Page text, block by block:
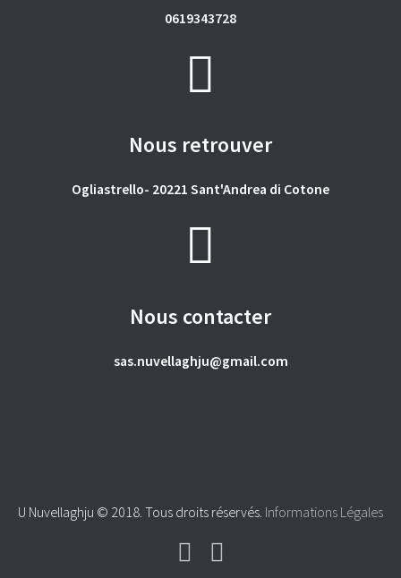
0619343728
Nous retrouver
Ogliastrello- 20221 Sant'Andrea di Cotone
Nous contacter
sas.nuvellaghju@gmail.com
U Nuvellaghju © 2018. Tous droits réservés. Informations Légales